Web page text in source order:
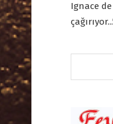
Ignace